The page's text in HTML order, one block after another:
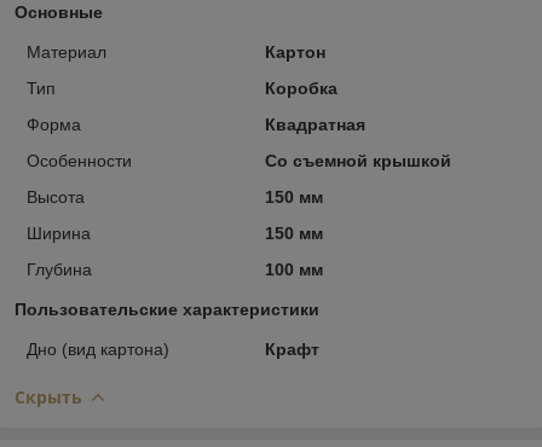
Основные
Материал
Картон
Тип
Коробка
Форма
Квадратная
Особенности
Со съемной крышкой
Высота
150 мм
Ширина
150 мм
Глубина
100 мм
Пользовательские характеристики
Дно (вид картона) Крафт
Скрыть